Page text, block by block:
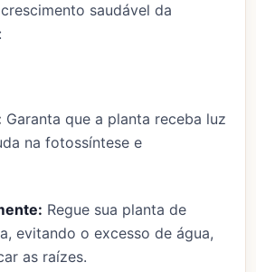
saudável da
Garanta que a planta receba luz
na fotossíntese e
Regue sua planta de
evitando o excesso de água,
as raízes.